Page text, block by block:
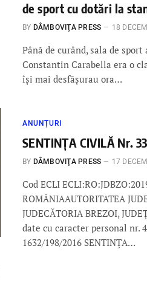
de sport cu dotări la
BY DÂMBOVIŢA PRESS 18
Până de curând, sala de
Constantin Carabella era o
îşi mai desfăşurau ora…
ANUNȚURI
SENTINŢA CIVILĂ Nr.
BY DÂMBOVIŢA PRESS 17
Cod ECLI
ROMÂNIAAUTORITATEA
JUDECĂTORIA BREZOI,
date cu caracter personal nr.
1632/198/2016 SENTINŢA…